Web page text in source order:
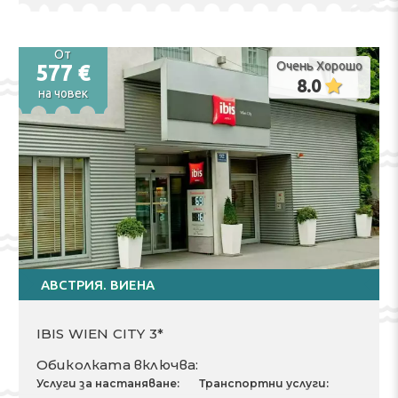
Чекиране 20.08.2026
Изгонване 23.08.2026
Други услуги:
Трансфер
Застраховка
Free excursion
Трансфери private
От
577 €
на човек
Очень Хорошо
8.0
АВСТРИЯ. ВИЕНА
IBIS WIEN CITY 3*
Обиколката включва:
Услуги за настаняване:
Транспортни услуги: